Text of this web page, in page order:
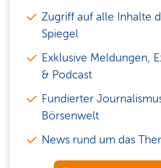
Zugriff auf alle Inhalte
Spiegel
Exklusive Meldungen,
& Podcast
Fundierter
Börsenwelt
News rund um das